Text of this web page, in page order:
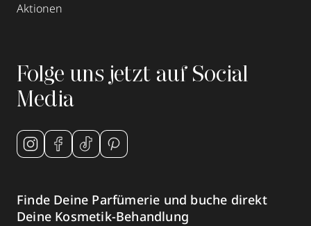
Aktionen
Folge uns jetzt auf Social
Media
Finde Deine Parfümerie und buche direkt
Deine Kosmetik-Behandlung